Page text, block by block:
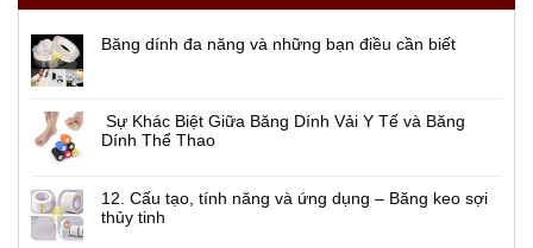
Băng dính đa năng và những bạn điều cần biết
Sự Khác Biệt Giữa Băng Dính Vải Y Tế và Băng
Dính Thể Thao
12. Cấu tạo, tính năng và ứng dụng – Băng keo sợi
thủy tinh